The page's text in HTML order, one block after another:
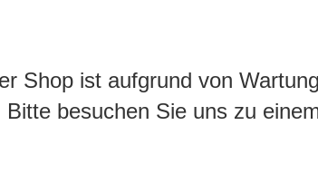
Shop ist aufgrund von
Bitte besuchen Sie uns zu